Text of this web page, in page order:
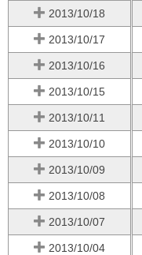
2013/10/18
2013/10/17
2013/10/16
2013/10/15
2013/10/11
2013/10/10
2013/10/09
2013/10/08
2013/10/07
2013/10/04